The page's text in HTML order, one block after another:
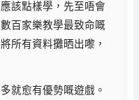
該點樣學，先至唔會
百家樂教學最致命嘅
所有資料攤晒出嚟，
就愈有優勢嘅遊戲。